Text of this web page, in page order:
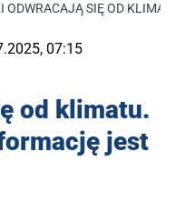
ODWRACAJĄ SIĘ OD
07:15
od klimatu.
jest